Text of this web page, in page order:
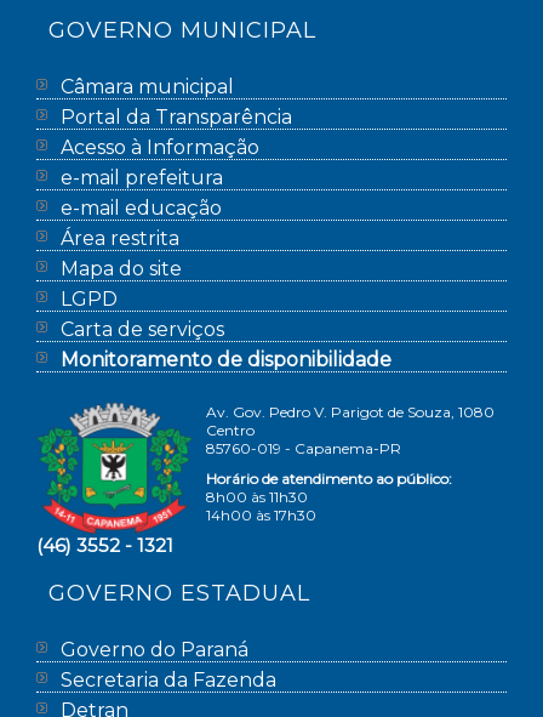
GOVERNO MUNICIPAL
Câmara municipal
Portal da Transparência
Acesso à Informação
e-mail prefeitura
e-mail educação
Área restrita
Mapa do site
LGPD
Carta de serviços
Monitoramento de disponibilidade
Av. Gov. Pedro V. Parigot de Souza, 1080
Centro
85760-019 - Capanema-PR
Horário de atendimento ao público:
8h00 às 11h30
14h00 às 17h30
(46) 3552 - 1321
GOVERNO ESTADUAL
Governo do Paraná
Secretaria da Fazenda
Detran